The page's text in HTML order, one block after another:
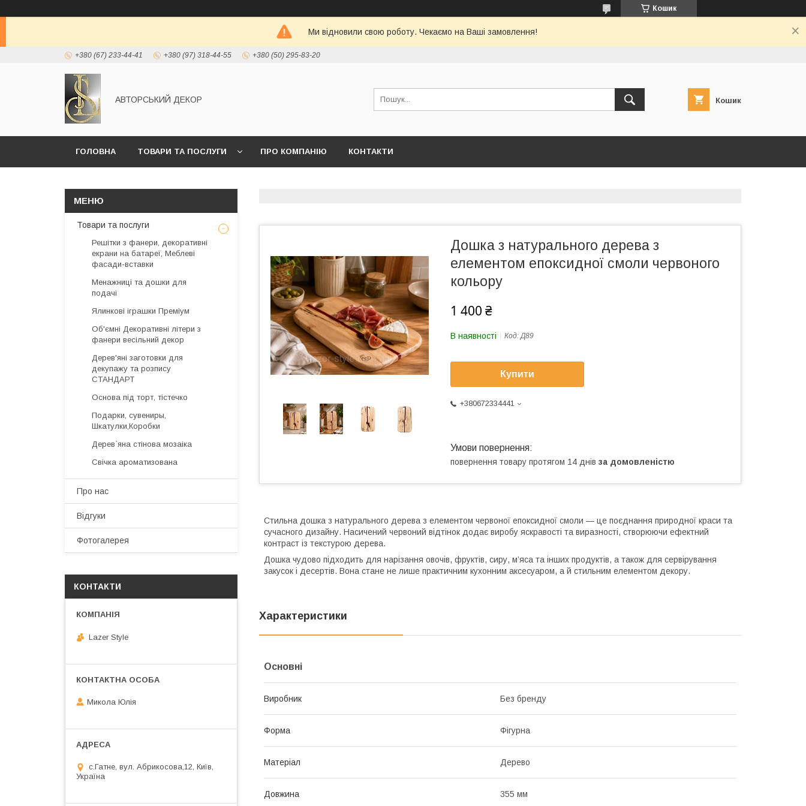
Кошик
Ми відновили свою роботу. Чекаємо на Ваші замовлення!
+380 (67) 233-44-41 +380 (97) 318-44-55 +380 (50) 295-83-20
АВТОРСЬКИЙ ДЕКОР Кошик
ГОЛОВНА ТОВАРИ ТА ПОСЛУГИ ПРО КОМПАНІЮ КОНТАКТИ
Дошка з натурального дерева з
елементом епоксидної смоли червоного
кольору
1 400 ₴
В наявності Код:Д89
Купити
+380672334441
повернення товару протягом 14 днів за домовленістю
Стильна дошка з натурального дерева з елементом червоної епоксидної смоли — це поєднання природної краси та
сучасного дизайну. Насичений червоний відтінок додає виробу яскравості та виразності, створюючи ефектний
контраст із текстурою дерева.
Дошка чудово підходить для нарізання овочів, фруктів, сиру, м’яса та інших продуктів, а також для сервірування
закусок і десертів. Вона стане не лише практичним кухонним аксесуаром, а й стильним елементом декору.
Характеристики
Основні
Виробник Без бренду
Форма Фігурна
Матеріал Дерево
Довжина 355 мм
Товари та послуги
Решітки з фанери, декоративні
екрани на батареї, Меблеві
фасади-вставки
Менажниці та дошки для
подачі
Ялинкові іграшки Преміум
Об'ємні Декоративні літери з
фанери весільний декор
Дерев'яні заготовки для
декупажу та розпису
СТАНДАРТ
Основа під торт, тістечко
Подарки, сувениры,
Шкатулки,Коробки
Дерев`яна стінова мозаіка
Свічка ароматизована
Про нас
Відгуки
Фотогалерея
КОНТАКТИ
Lazer Style
Микола Юлія
с.Гатне, вул. Абрикосова,12, Київ,
Україна